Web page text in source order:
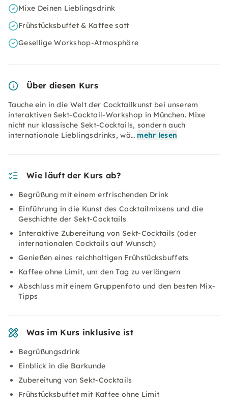
Mixe Deinen Lieblingsdrink
Frühstücksbuffet & Kaffee satt
Gesellige Workshop-Atmosphäre
Über diesen Kurs
Tauche ein in die Welt der Cocktailkunst bei unserem
interaktiven Sekt-Cocktail-Workshop in München. Mixe
nicht nur klassische Sekt-Cocktails, sondern auch
internationale Lieblingsdrinks, wä… mehr lesen
Wie läuft der Kurs ab?
Begrüßung mit einem erfrischenden Drink
Einführung in die Kunst des Cocktailmixens und die
Geschichte der Sekt-Cocktails
Interaktive Zubereitung von Sekt-Cocktails (oder
internationalen Cocktails auf Wunsch)
Genießen eines reichhaltigen Frühstücksbuffets
Kaffee ohne Limit, um den Tag zu verlängern
Abschluss mit einem Gruppenfoto und den besten Mix-
Tipps
Was im Kurs inklusive ist
Begrüßungsdrink
Einblick in die Barkunde
Zubereitung von Sekt-Cocktails
Frühstücksbuffet mit Kaffee ohne Limit